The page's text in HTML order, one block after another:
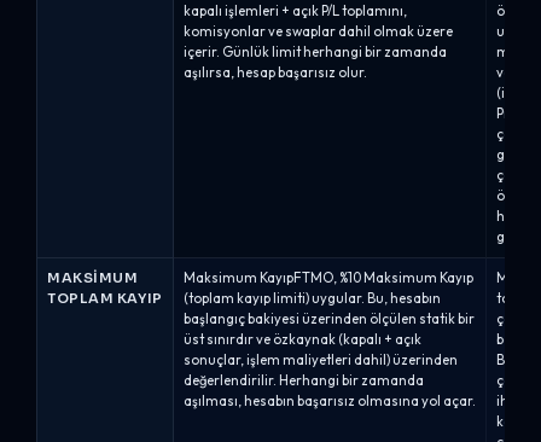
kapalı işlemleri + açık P/L toplamını,
komisyonlar ve swaplar dahil olmak üzere
içerir. Günlük limit herhangi bir zamanda
aşılırsa, hesap başarısız olur.
ve
Pro
günlük
MAKSIMUM
TOPLAM KAYIP
Maksimum KayıpFTMO, %10 Maksimum Kayıp
(toplam kayıp limiti) uygular. Bu, hesabın
başlangıç bakiyesi üzerinden ölçülen statik bir
üst sınırdır ve özkaynak (kapalı + açık
sonuçlar, işlem maliyetleri dahil) üzerinden
değerlendirilir. Herhangi bir zamanda
aşılması, hesabın başarısız olmasına yol açar.
ihlal